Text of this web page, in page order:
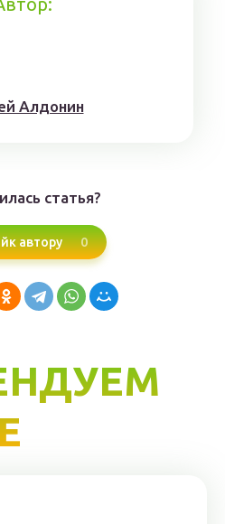
Алдонин
статья?
автору 0